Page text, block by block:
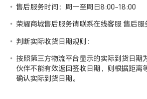
售后服务时间：周一至周日8:00-18:00
荣耀商城售后服务请联系在线客服 售后
判断实际收货日期规则：
按照第三方物流平台显示的实际到货日期
伙伴不能有效返回签收日期，则根据距离
确认实际到货日期。